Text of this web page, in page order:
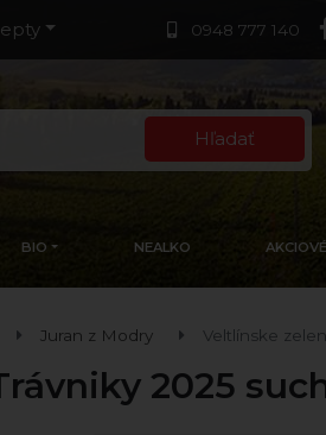
0948 777 140
Hľadať
BIO NEALKO
Juran z Modry Veltlínske
2025